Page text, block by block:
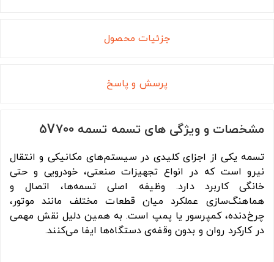
جزئیات محصول
پرسش و پاسخ
مشخصات و ویژگی های تسمه تسمه 5V700
تسمه یکی از اجزای کلیدی در سیستم‌های مکانیکی و انتقال
نیرو است که در انواع تجهیزات صنعتی، خودرویی و حتی
خانگی کاربرد دارد. وظیفه اصلی تسمه‌ها، اتصال و
هماهنگ‌سازی عملکرد میان قطعات مختلف مانند موتور،
چرخ‌دنده، کمپرسور یا پمپ است. به همین دلیل نقش مهمی
در کارکرد روان و بدون وقفه‌ی دستگاه‌ها ایفا می‌کنند.